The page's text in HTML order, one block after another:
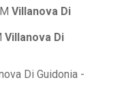
Villanova Di
Villanova Di